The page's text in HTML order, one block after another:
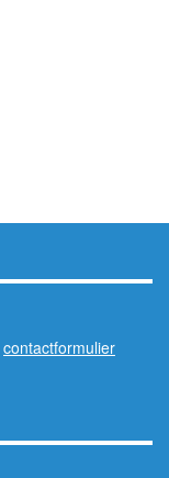
contactformulier